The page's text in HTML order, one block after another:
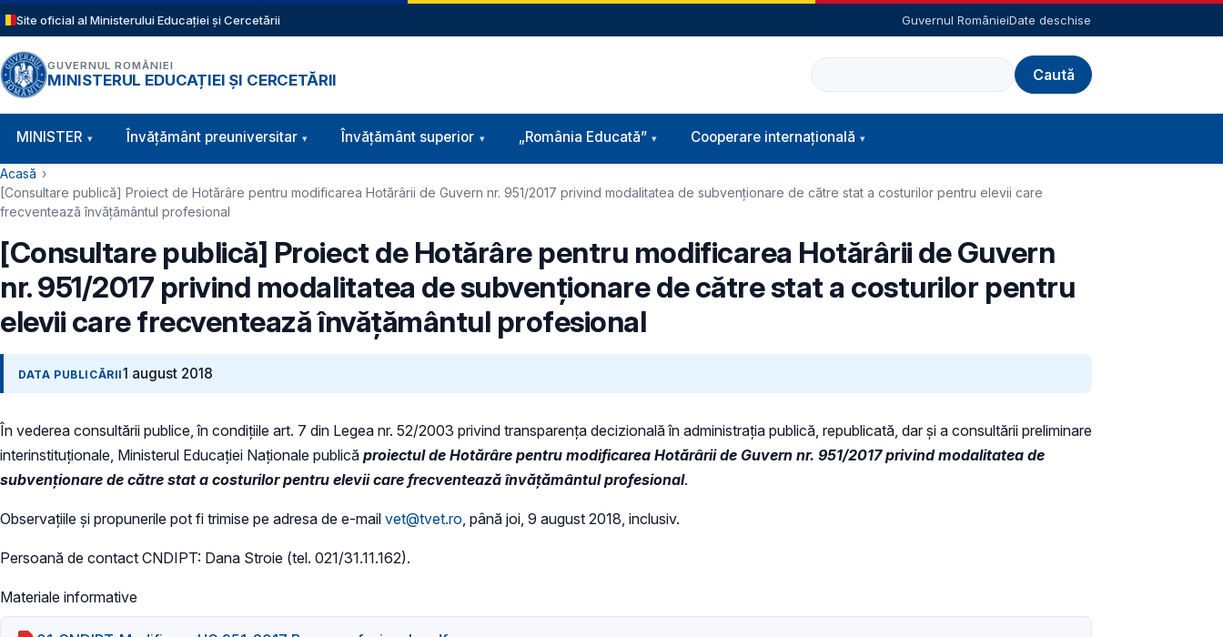
Sari la conținutul principal
Site oficial al Ministerului Educației și Cercetării Guvernul RomânieiDate deschise
GUVERNUL ROMÂNIEI
MINISTERUL EDUCAȚIEI ȘI CERCETĂRII
Caută
Navigație principală
MINISTER Învăţământ preuniversitar Învățământ superior „România Educată” Cooperare internațională
Cale de navigare
Acasă
[Consultare publică] Proiect de Hotărâre pentru modificarea Hotărârii de Guvern nr. 951/2017 privind modalitatea de subvenţionare de către stat a costurilor pentru elevii care
frecventează învăţământul profesional
[Consultare publică] Proiect de Hotărâre pentru modificarea Hotărârii de Guvern
nr. 951/2017 privind modalitatea de subvenţionare de către stat a costurilor pentru
elevii care frecventează învăţământul profesional
DATA PUBLICĂRII1 august 2018
În vederea consultării publice, în condiţiile art. 7 din Legea nr. 52/2003 privind transparenţa decizională în administraţia publică, republicată, dar și a consultării preliminare
interinstituționale, Ministerul Educaţiei Naţionale publică proiectul de Hotărâre pentru modificarea Hotărârii de Guvern nr. 951/2017 privind modalitatea de
subvenţionare de către stat a costurilor pentru elevii care frecventează învăţământul profesional.
Observațiile și propunerile pot fi trimise pe adresa de e-mail vet@tvet.ro, până joi, 9 august 2018, inclusiv.
Persoană de contact CNDIPT: Dana Stroie (tel. 021/31.11.162).
Materiale informative